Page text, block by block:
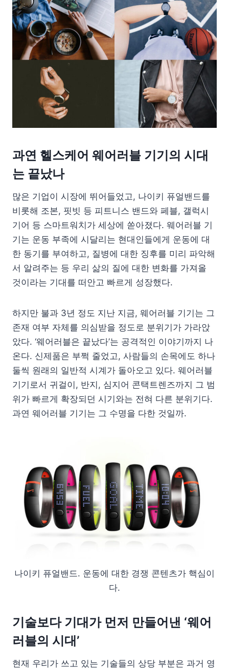
과연 헬스케어 웨어러블 기기의 시대
는 끝났나
많은 기업이 시장에 뛰어들었고, 나이키 퓨얼밴드를
비롯해 조본, 핏빗 등 피트니스 밴드와 페블, 갤럭시
기어 등 스마트워치가 세상에 쏟아졌다. 웨어러블 기
기는 운동 부족에 시달리는 현대인들에게 운동에 대
한 동기를 부여하고, 질병에 대한 징후를 미리 파악해
서 알려주는 등 우리 삶의 질에 대한 변화를 가져올
것이라는 기대를 떠안고 빠르게 성장했다.
하지만 불과 3년 정도 지난 지금, 웨어러블 기기는 그
존재 여부 자체를 의심받을 정도로 분위기가 가라앉
았다. ‘웨어러블은 끝났다’는 공격적인 이야기까지 나
온다. 신제품은 부쩍 줄었고, 사람들의 손목에도 하나
둘씩 원래의 일반적 시계가 돌아오고 있다. 웨어러블
기기로서 귀걸이, 반지, 심지어 콘택트렌즈까지 그 범
위가 빠르게 확장되던 시기와는 전혀 다른 분위기다.
과연 웨어러블 기기는 그 수명을 다한 것일까.
나이키 퓨얼밴드. 운동에 대한 경쟁 콘텐츠가 핵심이
다.
기술보다 기대가 먼저 만들어낸 ‘웨어
러블의 시대’
현재 우리가 쓰고 있는 기술들의 상당 부분은 과거 영